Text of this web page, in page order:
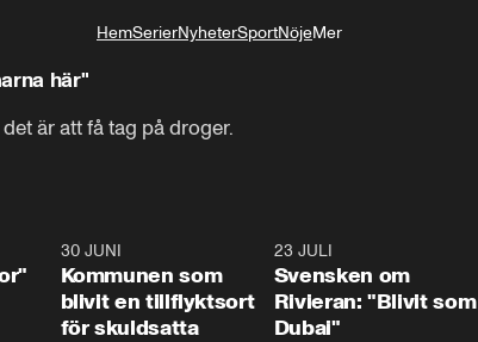
HemSerierNyheterSportNöjeMer
här"
är att få tag på droger.
30 JUNI
Kommunen som
blivit en tillflyktsort
för skuldsatta
23 JULI
Svensken om
Rivieran: "Blivit som
Dubai"